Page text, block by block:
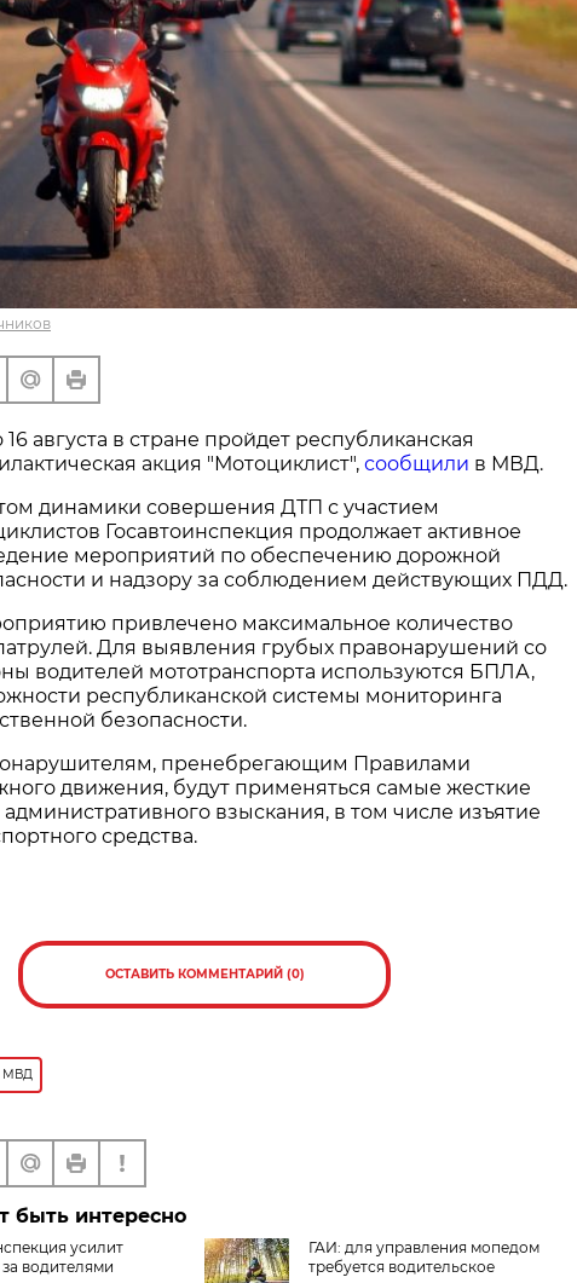
16 августа в стране пройдет республиканская
акция "Мотоциклист", сообщили в МВД.
динамики совершения ДТП с участием
Госавтоинспекция продолжает активное
мероприятий по обеспечению дорожной
и надзору за соблюдением действующих ПДД.
привлечено максимальное количество
Для выявления грубых правонарушений со
водителей мототранспорта используются БПЛА,
республиканской системы мониторинга
безопасности.
пренебрегающим Правилами
движения, будут применяться самые жесткие
взыскания, в том числе изъятие
средства.
ОСТАВИТЬ КОММЕНТАРИЙ (0)
МВД
быть интересно
усилит
водителями
ГАИ: для управления мопедом
требуется водительское